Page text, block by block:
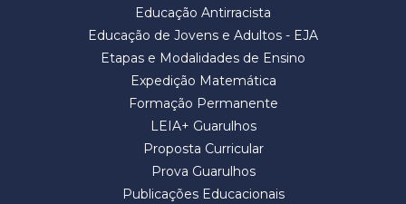
Educação Antirracista
Educação de Jovens e Adultos - EJA
Etapas e Modalidades de Ensino
Expedição Matemática
Formação Permanente
LEIA+ Guarulhos
Proposta Curricular
Prova Guarulhos
Publicações Educacionais